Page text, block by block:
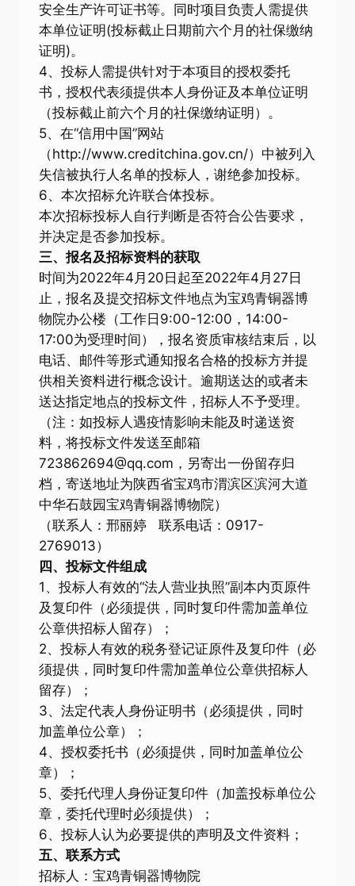
安全生产许可证书等。同时项目负责人需提供
本单位证明(投标截止日期前六个月的社保缴纳
证明)。
4、投标人需提供针对于本项目的授权委托
书，授权代表须提供本人身份证及本单位证明
（投标截止前六个月的社保缴纳证明）。
5、在“信用中国”网站
（http://www.creditchina.gov.cn/）中被列入
失信被执行人名单的投标人，谢绝参加投标。
6、本次招标允许联合体投标。
本次招标投标人自行判断是否符合公告要求，
并决定是否参加投标。
三、报名及招标资料的获取
时间为2022年4月20日起至2022年4月27日
止，报名及提交招标文件地点为宝鸡青铜器博
物院办公楼（工作日9:00-12:00，14:00-
17:00为受理时间），报名资质审核结束后，以
电话、邮件等形式通知报名合格的投标方并提
供相关资料进行概念设计。逾期送达的或者未
送达指定地点的投标文件，招标人不予受理。
（注：如投标人遇疫情影响未能及时递送资
料，将投标文件发送至邮箱
723862694@qq.com，另寄出一份留存归
档，寄送地址为陕西省宝鸡市渭滨区滨河大道
中华石鼓园宝鸡青铜器博物院）
（联系人：邢丽婷 联系电话：0917-
2769013）
四、投标文件组成
1、投标人有效的“法人营业执照”副本内页原件
及复印件（必须提供，同时复印件需加盖单位
公章供招标人留存）；
2、投标人有效的税务登记证原件及复印件（必
须提供，同时复印件需加盖单位公章供招标人
留存）；
3、法定代表人身份证明书（必须提供，同时
加盖单位公章）；
4、授权委托书（必须提供，同时加盖单位公
章）；
5、委托代理人身份证复印件（加盖投标单位公
章，委托代理时必须提供）；
6、投标人认为必要提供的声明及文件资料；
五、联系方式
招标人：宝鸡青铜器博物院